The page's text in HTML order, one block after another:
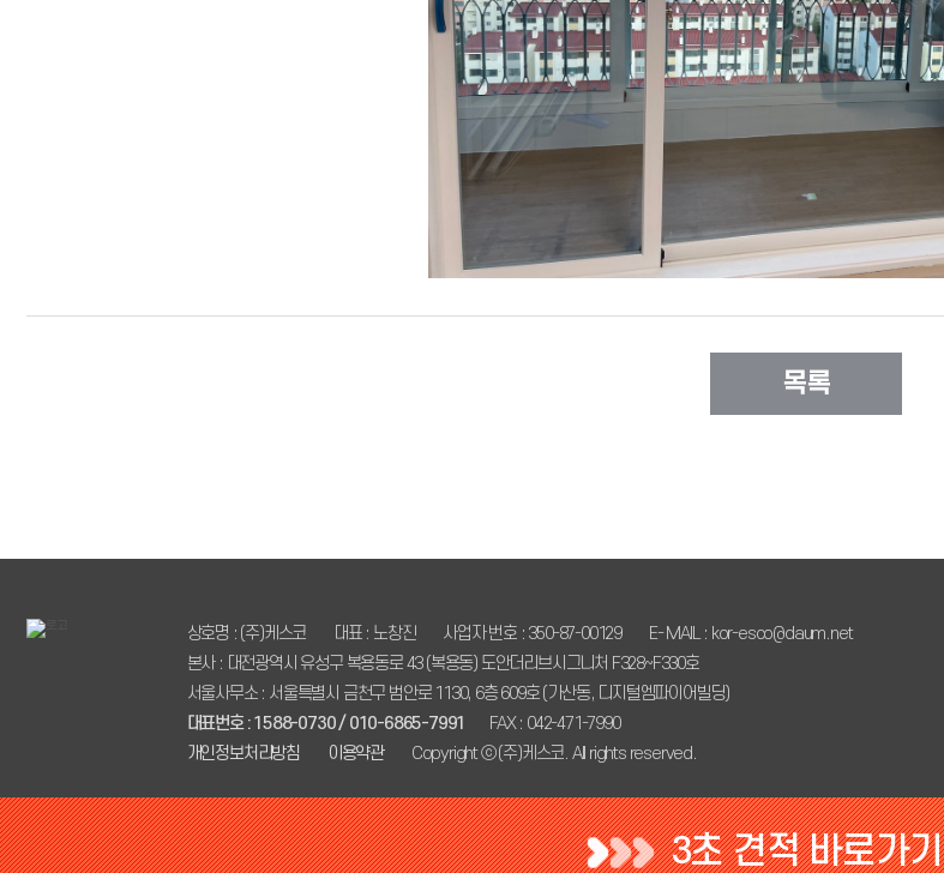
목록
3초 견적 바로가기
상호명 : (주)케스코 대표 : 노창진 사업자 번호 : 350-87-00129
E- MAIL : kor-esco@daum.net
본사 : 대전광역시 유성구 복용동로 43 (복용동) 도안더리브시그니처 F328~F330호
서울사무소 : 서울특별시 금천구 범안로 1130, 6층 609호 (가산동, 디지털엠파이어빌딩)
대표번호 : 1588-0730 / 010-6865-7991
FAX : 042-471-7990
개인정보처리방침
이용약관 Copyright ⓒ (주)케스코. All rights reserved.